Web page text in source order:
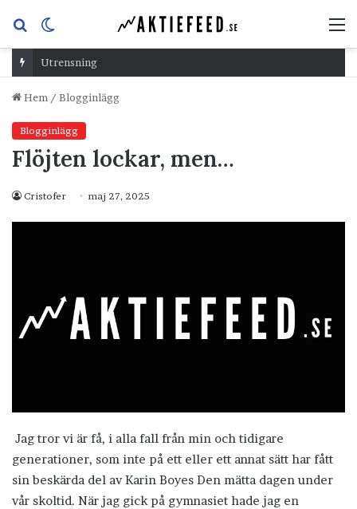
Sök
efterskin
Utrensning
Hem / Blogginlägg
Blogginlägg
Flöjten lockar, men…
Cristofer maj 27, 2025
Jag tror vi är få, i alla fall från min och tidigare
generationer, som inte på ett eller ett annat sätt har fått
sin beskärda del av Karin Boyes Den mätta dagen under
vår skoltid. När jag gick på gymnasiet hade jag en